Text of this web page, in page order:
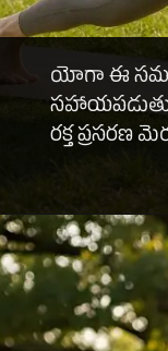
యోగా ఈ
రక్త ప్రసరణ